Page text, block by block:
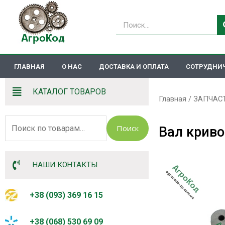
Перейти
содержимому
Поиск
ГЛАВНАЯ О НАС ДОСТАВКА И ОПЛАТА
КАТАЛОГ ТОВАРОВ
Поиск
НАШИ КОНТАКТЫ
+38 (093) 369 16 15
+38 (068) 530 69 09
Главная /
Вал